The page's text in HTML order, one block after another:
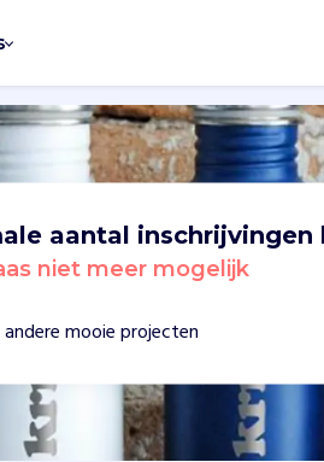
aantal inschrijvingen
niet meer mogelijk
mooie projecten